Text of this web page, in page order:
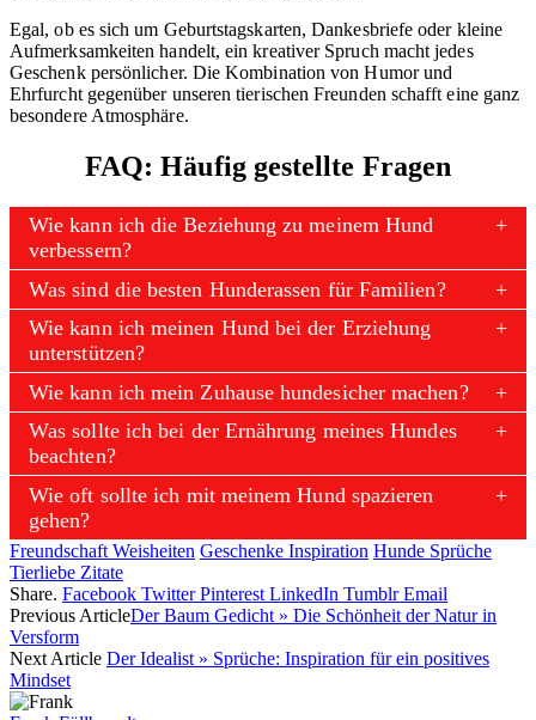
Egal, ob es sich um Geburtstagskarten, Dankesbriefe oder kleine
Aufmerksamkeiten handelt, ein kreativer Spruch macht jedes
Geschenk persönlicher. Die Kombination von Humor und
Ehrfurcht gegenüber unseren tierischen Freunden schafft eine ganz
besondere Atmosphäre.
FAQ: Häufig gestellte Fragen
Wie kann ich die Beziehung zu meinem Hund
verbessern?
Was sind die besten Hunderassen für Familien?
Wie kann ich meinen Hund bei der Erziehung
unterstützen?
Wie kann ich mein Zuhause hundesicher machen?
Was sollte ich bei der Ernährung meines Hundes
beachten?
Wie oft sollte ich mit meinem Hund spazieren
gehen?
Freundschaft Weisheiten Geschenke Inspiration Hunde Sprüche
Tierliebe Zitate
Share. Facebook Twitter Pinterest LinkedIn Tumblr Email
Previous ArticleDer Baum Gedicht » Die Schönheit der Natur in
Versform
Next Article Der Idealist » Sprüche: Inspiration für ein positives
Mindset